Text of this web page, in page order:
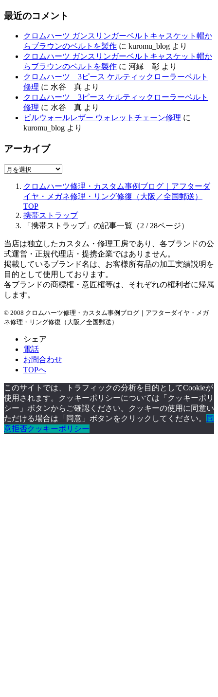
最近のコメント
クロムハーツ ガンスリンガーベルトキャスケット帽か
らブラウンのベルトを製作 に kuromu_blog より
クロムハーツ ガンスリンガーベルトキャスケット帽か
らブラウンのベルトを製作 に 河縁 彰 より
クロムハーツ 3ピース ケルティックローラーベルト
修理 に 水谷 真 より
クロムハーツ 3ピース ケルティックローラーベルト
修理 に 水谷 真 より
ビルウォールレザー ウォレットチェーン修理 に
kuromu_blog より
アーカイブ
ア
クロムハーツ修理・カスタム事例ブログ｜アフターダ
イヤ・メガネ修理・リング修復（大阪／全国郵送）
TOP
携帯ストラップ
「携帯ストラップ」の記事一覧（2 / 28ページ）
当店は独立したカスタム・修理工房であり、各ブランドの公
式運営・正規代理店・提携企業ではありません。
掲載しているブランド名は、お客様所有品の加工実績説明を
目的として使用しております。
各ブランドの商標権・意匠権等は、それぞれの権利者に帰属
します。
© 2008 クロムハーツ修理・カスタム事例ブログ｜アフターダイヤ・メガ
ネ修理・リング修復（大阪／全国郵送）
シェア
電話
お問合わせ
TOPへ
このサイトでは、トラフィックの分析を目的としてCookieが
使用されます。クッキーポリシーについては「クッキーポリ
シー」ボタンからご確認ください。クッキーの使用に同意い
ただける場合は「同意」ボタンをクリックしてください。
同
意拒否クッキーポリシー